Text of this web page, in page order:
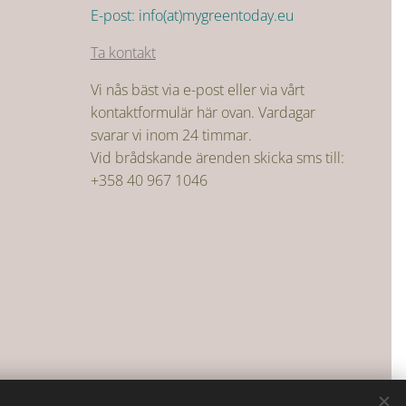
E-post: info(at)mygreentoday.eu
Ta kontakt
Vi nås bäst via e-post eller via vårt
kontaktformulär här ovan. Vardagar
svarar vi inom 24 timmar.
Vid brådskande ärenden skicka sms till:
+358 40 967 1046